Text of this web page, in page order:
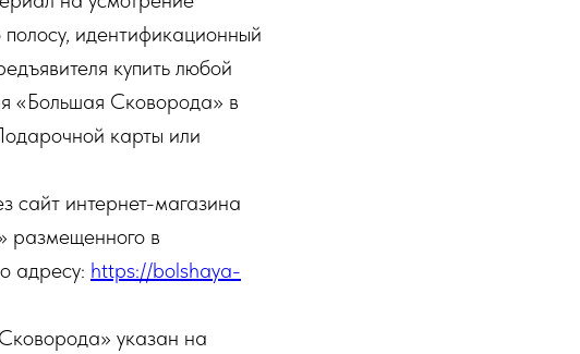
идентификационный
купить любой
«Большая Сковорода» в
карты или
сайт интернет-магазина
размещенного в
адресу: https://bolshaya-
указан на